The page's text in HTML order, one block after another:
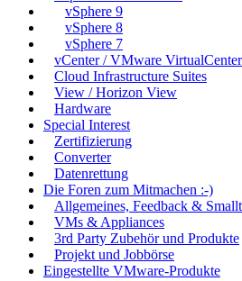
vSphere 9
vSphere 8
vSphere 7
vCenter / VMware VirtualCenter
Cloud Infrastructure Suites
View / Horizon View
Hardware
Special Interest
Zertifizierung
Converter
Datenrettung
Die Foren zum Mitmachen :-)
Allgemeines, Feedback &
VMs & Appliances
3rd Party Zubehör und Produkte
Projekt und Jobbörse
Eingestellte VMware-Produkte